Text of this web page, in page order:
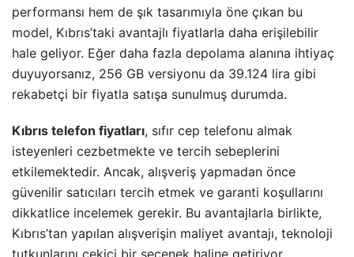
performansı hem de şık tasarımıyla öne çıkan bu
model, Kıbrıs’taki avantajlı fiyatlarla daha erişilebilir
hale geliyor. Eğer daha fazla depolama alanına ihtiyaç
duyuyorsanız, 256 GB versiyonu da 39.124 lira gibi
rekabetçi bir fiyatla satışa sunulmuş durumda.
Kıbrıs telefon fiyatları, sıfır cep telefonu almak
isteyenleri cezbetmekte ve tercih sebeplerini
etkilemektedir. Ancak, alışveriş yapmadan önce
güvenilir satıcıları tercih etmek ve garanti koşullarını
dikkatlice incelemek gerekir. Bu avantajlarla birlikte,
Kıbrıs’tan yapılan alışverişin maliyet avantajı, teknoloji
tutkunlarını çekici bir seçenek haline getiriyor.